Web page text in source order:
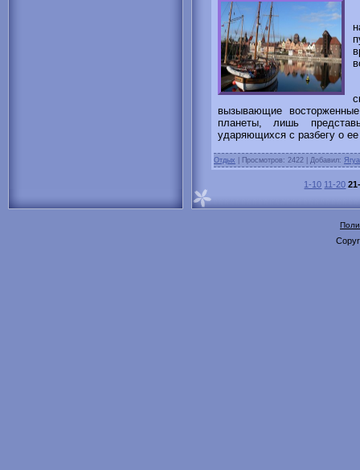
вызывающие
планеты, лишь
ударяющихся с разбегу о
Отдых Просмотров: 2422 | Добавил:
1-10 11-20